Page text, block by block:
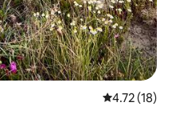
平均评分
4.72 (18)